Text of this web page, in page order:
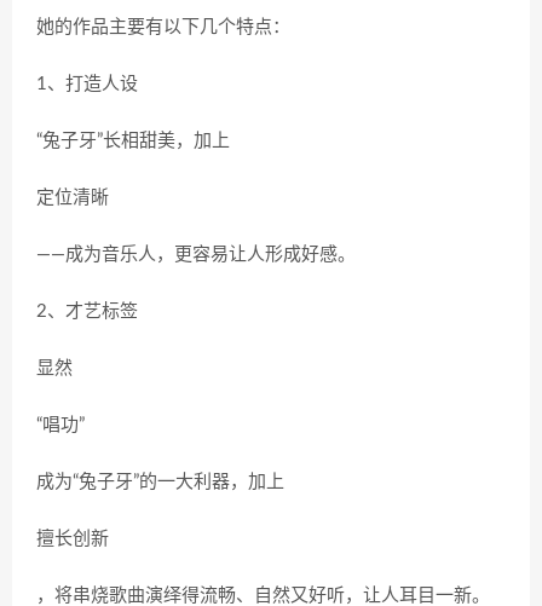
她的作品主要有以下几个特点：
1、打造人设
“兔子牙”长相甜美，加上
定位清晰
——成为音乐人，更容易让人形成好感。
2、才艺标签
显然
“唱功”
成为“兔子牙”的一大利器，加上
擅长创新
，将串烧歌曲演绎得流畅、自然又好听，让人耳目一新。